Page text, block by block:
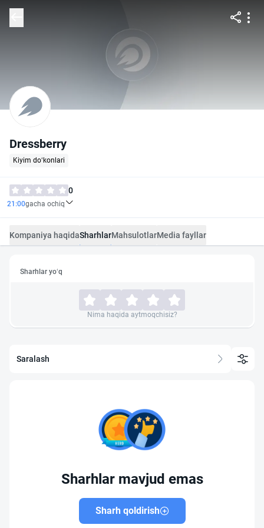
Dressberry
Kiyim do‘konlari
0
21:00gacha ochiq
Kompaniya haqidaSharhlarMahsulotlarMedia fayllar
Sharhlar yo‘q
Nima haqida aytmoqchisiz?
Saralash
Sharhlar mavjud emas
Sharh qoldirish